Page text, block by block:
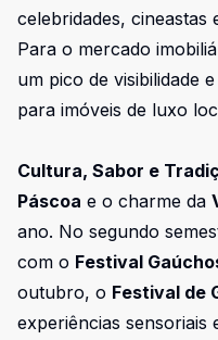
celebridades, cineastas
Para o mercado
um pico de visibilidade
para imóveis de luxo
Cultura, Sabor e
Páscoa e o charme da
ano. No segundo
com o Festival
outubro, o Festival de
experiências sensoriais